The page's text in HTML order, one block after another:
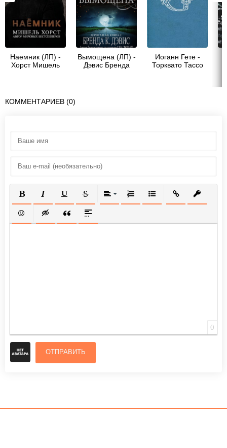
Наемник (ЛП) -
Хорст Мишель
Вымощена (ЛП) -
Дэвис Бренда
Иоганн Гете -
Торквато Тассо
КОММЕНТАРИЕВ (0)
ПОЛУЖИРНЫЙ
КУРСИВПОДЧЕРКНУТЫЙ
ЗАЧЕРКНУТЫЙВЫРАВНИВАНИЕ
НУМЕРОВАННЫЙ СПИСОК
МАРКИРОВАННЫЙ
ВСТАВИТЬ
ВСТАВИТЬ СМАЙЛИК
ВСТАВКА СКРЫТОГО ТЕКСТА
ВСТАВКА ЦИТАТЫ
ВСТАВКА СПОЙЛЕРА
0
ОТПРАВИТЬ